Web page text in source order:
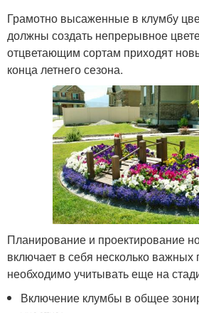
Грамотно высаженные в клумбу
должны создать непрерывное
отцветающим сортам приходят
конца летнего сезона.
Планирование и проектирование
включает в себя несколько
необходимо учитывать еще на
Включение клумбы в общее